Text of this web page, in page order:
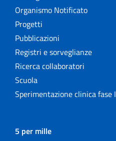
Organismo Notificato
Progetti
Pubblicazioni
Registri e sorveglianze
Ricerca collaboratori
Scuola
Sperimentazione clinica fase I
5 per mille